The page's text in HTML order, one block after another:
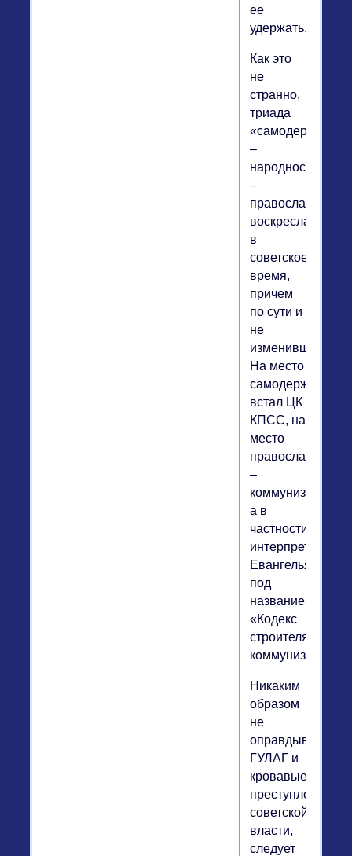
ее
удержать.
Как это
не
странно,
триада
«самодержавие
–
народность
–
православие»
воскресла
в
советское
время,
причем
по сути и
не
изменившись.
На место
самодержавия
встал ЦК
КПСС, на
место
православия
–
коммунизм,
а в
частности
интерпретация
Евангелья
под
названием
«Кодекс
строителя
коммунизма».
Никаким
образом
не
оправдывая
ГУЛАГ и
кровавые
преступления
советской
власти,
следует